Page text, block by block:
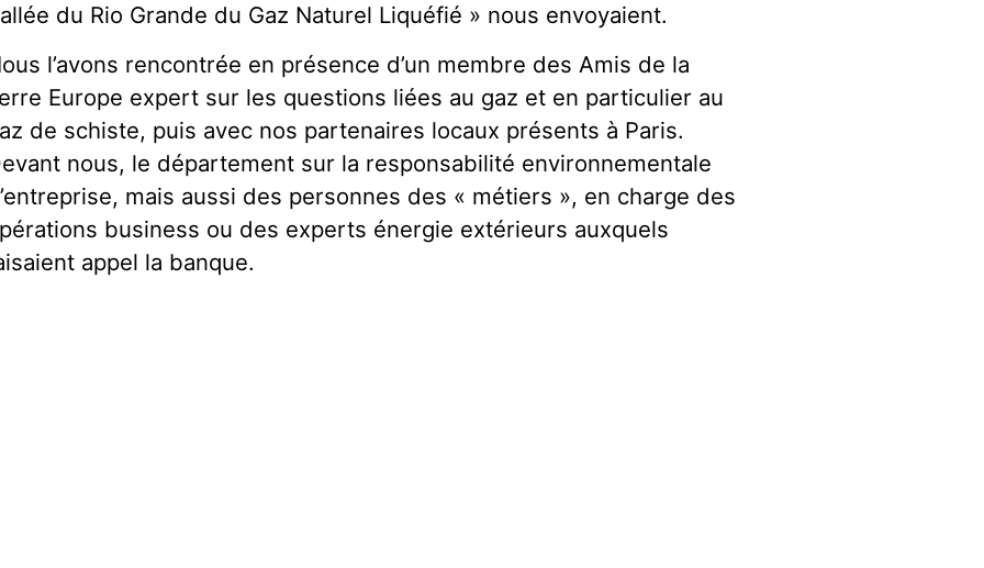
du Rio Grande du Gaz Naturel Liquéfié » nous envoyaient.
l’avons rencontrée en présence d’un membre des Amis de la
Europe expert sur les questions liées au gaz et en particulier au
de schiste, puis avec nos partenaires locaux présents à Paris.
nous, le département sur la responsabilité environnementale
mais aussi des personnes des « métiers », en charge des
business ou des experts énergie extérieurs auxquels
appel la banque.